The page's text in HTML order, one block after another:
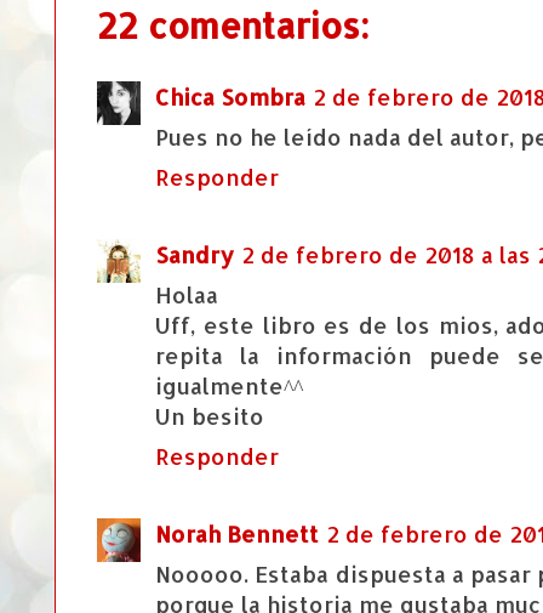
22 comentarios:
Chica Sombra 2 de febrero de
Pues no he leído nada del autor,
Responder
Sandry 2 de febrero de 2018 a las
Holaa
Uff, este libro es de los mios,
repita la información puede
igualmente^^
Un besito
Responder
Norah Bennett 2 de febrero de
Nooooo. Estaba dispuesta a
porque la historia me gustaba